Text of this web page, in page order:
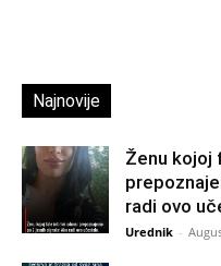
Najnovije
Ženu kojoj
radi ovo
Urednik -